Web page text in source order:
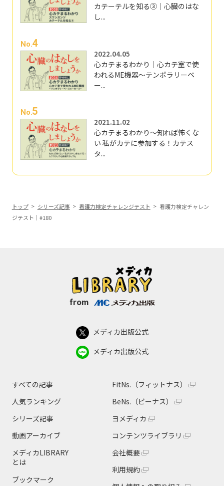
カテーテルを知る③｜心臓のはな
し...
No.4
2022.04.05
心カテまるわかり｜心カテ室で使
われるME機器～テンポラリーペ
ー...
No.5
2021.11.02
心カテまるわかり～知れば怖くな
い 私がカテに参加する！カテス
タ...
トップ シリーズ記事 看護力検定チャレンジテスト
看護力検定チャレン
ジテスト｜#180
from
メディカ出版公式
メディカ出版公式
すべての記事
人気ランキング
シリーズ記事
動画アーカイブ
メディカLIBRARY
とは
ブックマーク
FitNs.（フィットナス）
BeNs.（ビーナス）
ヨメディカ
コンテンツライブラリ
会社概要
利用規約